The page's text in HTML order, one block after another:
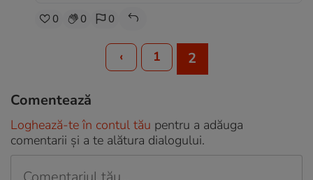
0 0 0
‹ 1 2
Comentează
Loghează-te în contul tău pentru a adăuga
comentarii și a te alătura dialogului.